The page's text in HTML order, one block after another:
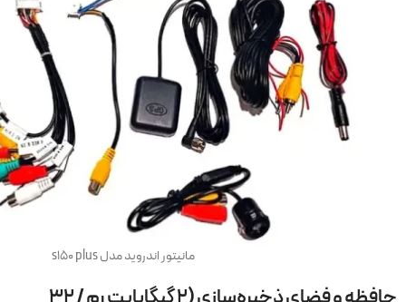
مانیتور اندروید مدل s150 plus